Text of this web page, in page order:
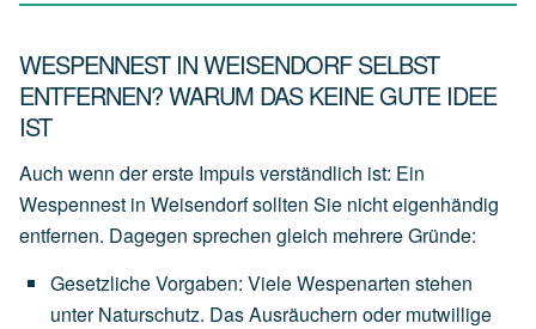
WESPENNEST IN WEISENDORF SELBST
ENTFERNEN? WARUM DAS KEINE GUTE IDEE
IST
Auch wenn der erste Impuls verständlich ist: Ein
Wespennest in Weisendorf sollten Sie nicht eigenhändig
entfernen. Dagegen sprechen gleich mehrere Gründe:
Gesetzliche Vorgaben: VieleWespenarten stehen
unter Naturschutz. DasAusräuchern oder mutwillige